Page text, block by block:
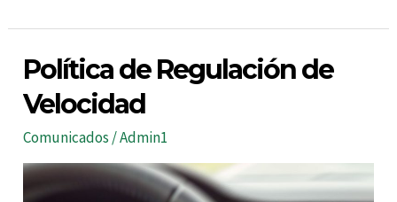
Política de Regulación de
Velocidad
Comunicados /Admin1
Política
de
Regulación
de
Velocidad